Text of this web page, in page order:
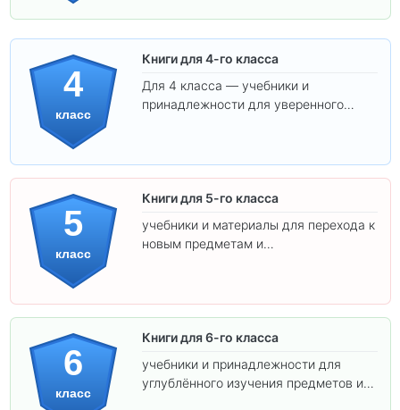
4
класс
Книги для 4-го класса
Для 4 класса — учебники и
принадлежности для уверенного
5
класс
Книги для 5-го класса
учебники и материалы для перехода к
новым предметам и
6
класс
Книги для 6-го класса
учебники и принадлежности для
углублённого изучения предметов и